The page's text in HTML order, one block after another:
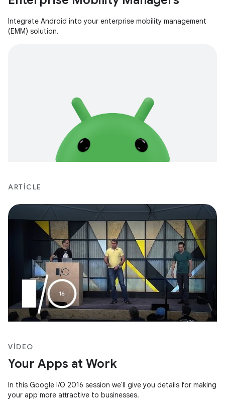
Integrate Android into your enterprise mobility management
(EMM) solution.
ARTICLE
VIDEO
Your Apps at Work
In this Google I/O 2016 session we'll give you details for making
your app more attractive to businesses.